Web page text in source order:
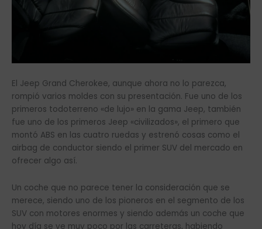
El Jeep Grand Cherokee, aunque ahora no lo parezca,
rompió varios moldes con su presentación. Fue uno de los
primeros todoterreno «de lujo» en la gama Jeep, también
fue uno de los primeros Jeep «civilizados», el primero que
montó ABS en las cuatro ruedas y estrenó cosas como el
airbag de conductor siendo el primer SUV del mercado en
ofrecer algo así.
Un coche que no parece tener la consideración que se
merece, siendo uno de los pioneros en el segmento de los
SUV con motores enormes y siendo además un coche que
hoy día se ve muy poco por las carreteras, habiendo